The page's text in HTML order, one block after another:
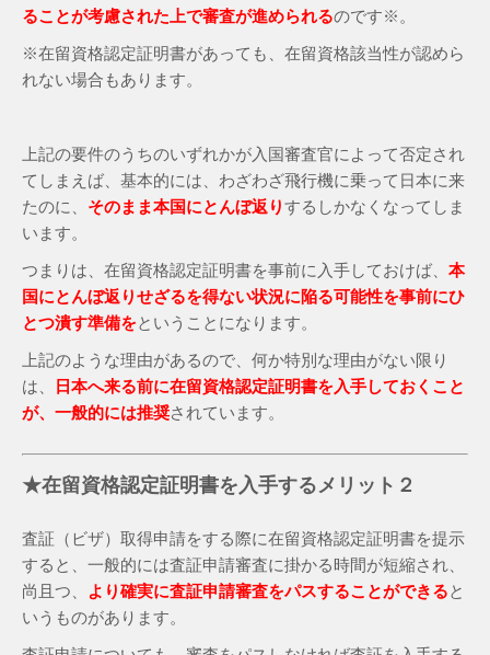
ることが考慮された上で審査が進められるのです※。
※在留資格認定証明書があっても、在留資格該当性が認めら
れない場合もあります。
上記の要件のうちのいずれかが入国審査官によって否定され
てしまえば、基本的には、わざわざ飛行機に乗って日本に来
たのに、 そのまま本国にとんぼ返りするしかなくなってしま
います。
つまりは、在留資格認定証明書を事前に入手しておけば、 本
国にとんぼ返りせざるを得ない状況に陥る可能性を事前にひ
とつ潰す準備をということになります。
上記のような理由があるので、何か特別な理由がない限り
は、
日本へ来る前に在留資格認定証明書を入手しておくこと
が、一般的には推奨されています。
★在留資格認定証明書を入手するメリット２
査証（ビザ）取得申請をする際に在留資格認定証明書を提示
すると、一般的には査証申請審査に掛かる時間が短縮され、
尚且つ、
より確実に査証申請審査をパスすることができると
いうものがあります。